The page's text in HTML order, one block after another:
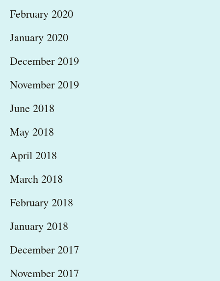
February 2020
January 2020
December 2019
November 2019
June 2018
May 2018
April 2018
March 2018
February 2018
January 2018
December 2017
November 2017